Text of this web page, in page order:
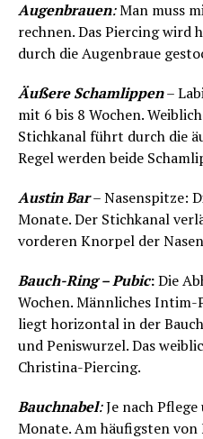
Augenbrauen:Man muss
rechnen. Das Piercing wird
durch die Augenbraue
Äußere Schamlippen–
mit 6 bis 8 Wochen.
Stichkanal führt durch die
Regel werden beide
Austin Bar– Nasenspitze:
Monate. Der Stichkanal
vorderen Knorpel der
Bauch-Ring – Pubic:Die
Wochen. Männliches Intim-
liegt horizontal in der
und Peniswurzel. Das
Christina-Piercing.
Bauchnabel:Je nach
Monate. Am häufigsten